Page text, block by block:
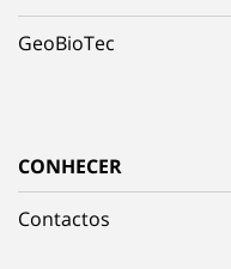
GeoBioTec
CONHECER
Contactos